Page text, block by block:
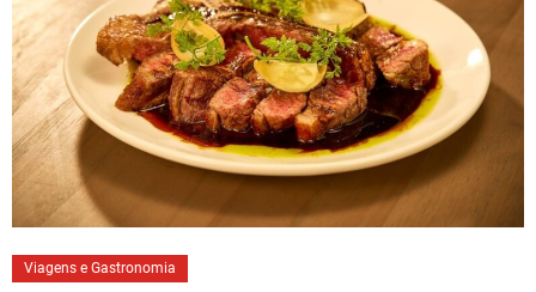
Viagens e Gastronomia